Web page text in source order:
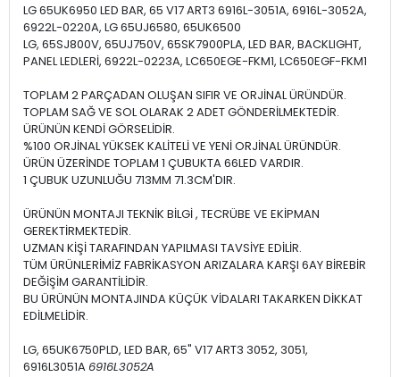
LG 65UK6950 LED BAR, 65 V17 ART3 6916L-3051A, 6916L-3052A,
6922L-0220A, LG 65UJ6580, 65UK6500
LG, 65SJ800V, 65UJ750V, 65SK7900PLA, LED BAR, BACKLIGHT,
PANEL LEDLERİ, 6922L-0223A, LC650EGE-FKM1, LC650EGF-FKM1
TOPLAM 2 PARÇADAN OLUŞAN SIFIR VE ORJİNAL ÜRÜNDÜR.
TOPLAM SAĞ VE SOL OLARAK 2 ADET GÖNDERİLMEKTEDİR.
ÜRÜNÜN KENDİ GÖRSELİDİR.
%100 ORJİNAL YÜKSEK KALİTELİ VE YENİ ORJİNAL ÜRÜNDÜR.
ÜRÜN ÜZERİNDE TOPLAM 1 ÇUBUKTA 66LED VARDIR.
1 ÇUBUK UZUNLUĞU 713MM 71.3CM'DIR.
ÜRÜNÜN MONTAJI TEKNİK BİLGİ , TECRÜBE VE EKİPMAN
GEREKTİRMEKTEDİR.
UZMAN KİŞİ TARAFINDAN YAPILMASI TAVSİYE EDİLİR.
TÜM ÜRÜNLERİMİZ FABRİKASYON ARIZALARA KARŞI 6AY BİREBİR
DEĞİŞİM GARANTİLİDİR.
BU ÜRÜNÜN MONTAJINDA KÜÇÜK VİDALARI TAKARKEN DİKKAT
EDİLMELİDİR.
LG, 65UK6750PLD, LED BAR, 65" V17 ART3 3052, 3051,
6916L3051A 6916L3052A